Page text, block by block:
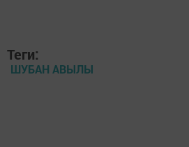
Теги:
ШУБАН АВЫЛЫ